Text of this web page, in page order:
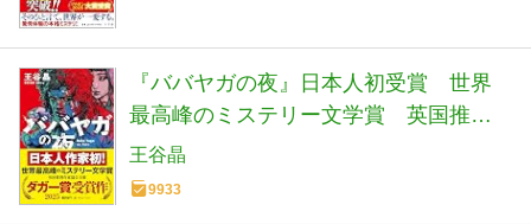
『ババヤガの夜』日本人初受賞 世界
最高峰のミステリー文学賞 英国推理
作家協会賞(ダガー賞） (河出文庫 お 46-
1)
王谷晶
9933